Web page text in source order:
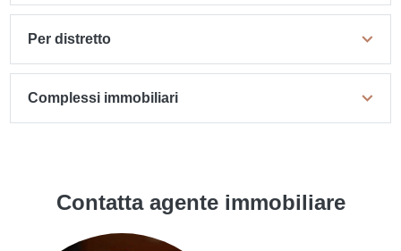
Per distretto
Complessi immobiliari
Contatta agente immobiliare